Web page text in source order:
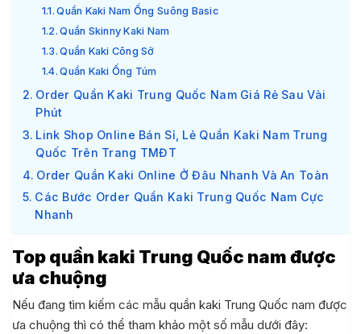
Quần Kaki Nam Ống Suông Basic
Quần Skinny Kaki Nam
Quần Kaki Công Sở
Quần Kaki Ống Túm
Order Quần Kaki Trung Quốc Nam Giá Rẻ Sau Vài
Phút
Link Shop Online Bán Sỉ, Lẻ Quần Kaki Nam Trung
Quốc Trên Trang TMĐT
Order Quần Kaki Online Ở Đâu Nhanh Và An Toàn
Các Bước Order Quần Kaki Trung Quốc Nam Cực
Nhanh
Top quần kaki Trung Quốc nam được
ưa chuộng
Nếu đang tìm kiếm các mẫu quần kaki Trung Quốc nam được
ưa chuộng thì có thể tham khảo một số mẫu dưới đây: